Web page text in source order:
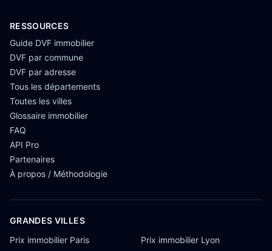
RESSOURCES
Guide DVF immobilier
DVF par commune
DVF par adresse
Tous les départements
Toutes les villes
Glossaire immobilier
FAQ
API Pro
Partenaires
À propos / Méthodologie
GRANDES VILLES
Prix immobilier Paris
Prix immobilier Lyon